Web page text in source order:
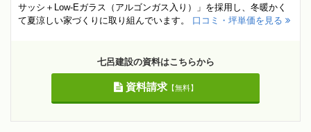
サッシ＋Low-Eガラス（アルゴンガス入り）」を採用し、冬暖かく
て夏涼しい家づくりに取り組んでいます。 口コミ・坪単価を見る
七呂建設の資料はこちらから
資料請求【無料】